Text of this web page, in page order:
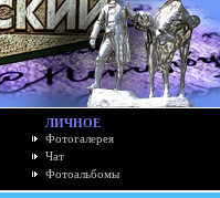
ЛИЧНОЕ
Фотогалерея
Чат
Фотоальбомы